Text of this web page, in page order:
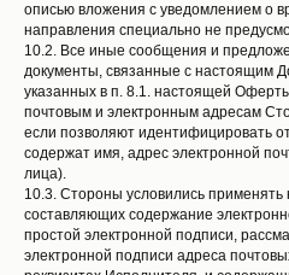
описью вложения с уведомлением о
направления специально не
10.2. Все иные сообщения и
документы, связанные с настоящим
указанных в п. 8.1. настоящей
почтовым и электронным адресам
если позволяют идентифицировать
содержат имя, адрес электронной
лица).
10.3. Стороны условились применять
составляющих содержание
простой электронной подписи,
электронной подписи адреса